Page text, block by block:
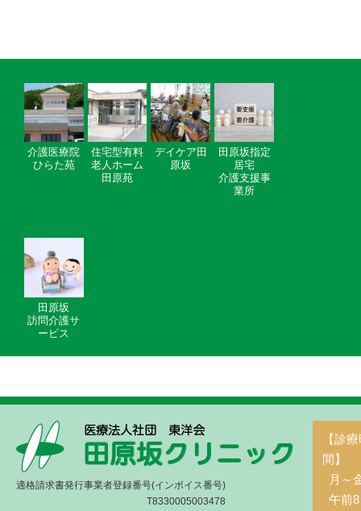
介護医療院
ひらた苑
住宅型有料
老人ホーム
田原苑
デイケア田
原坂
田原坂指定
居宅
介護支援事
業所
田原坂
訪問介護サ
ービス
適格請求書発行事業者登録番号(インボイス番号)
T8330005003478
【診
間】
月～
午前